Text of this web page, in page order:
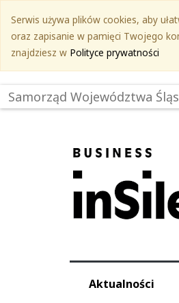
treści
głównej
Serwis używa plików cookies, aby
oraz zapisanie w pamięci Twojego
znajdziesz w Polityce prywatności
Samorząd Województwa
Aktualności